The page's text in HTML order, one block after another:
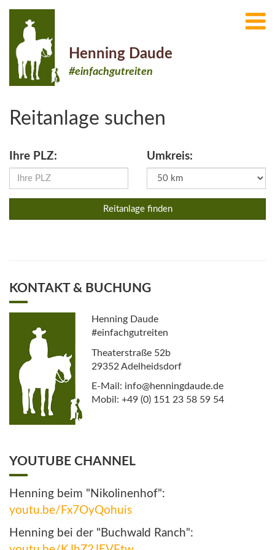
Henning Daude
#einfachgutreiten
Reitanlage suchen
Ihre PLZ: Umkreis:
Reitanlage finden
KONTAKT & BUCHUNG
Henning Daude
#einfachgutreiten
Theaterstraße 52b
29352 Adelheidsdorf
E-Mail: info@henningdaude.de
Mobil: +49 (0) 151 23 58 59 54
YOUTUBE CHANNEL
Henning beim "Nikolinenhof":
youtu.be/Fx7OyQohuis
Henning bei der "Buchwald Ranch":